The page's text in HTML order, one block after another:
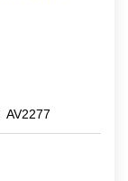
AV2277